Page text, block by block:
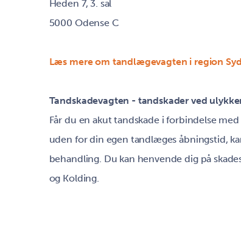
Heden 7, 3. sal
5000 Odense C
Læs mere om tandlægevagten i region
Tandskadevagten - tandskader ved
Får du en akut tandskade i forbindelse
uden for din egen tandlæges åbningstid,
behandling. Du kan henvende dig på
og Kolding.